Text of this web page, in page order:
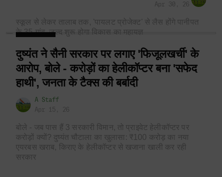
Apr 30, 26
स्कूल से लेकर तालाब तक, 'पायलट प्रोजेक्ट' से लैस होंगे पानीपत
के 35 गांव, जल्द शुरू होगा विकास का महायज्ञ
दुष्यंत ने सैनी सरकार पर लगाए 'फिजूलखर्ची' के
आरोप, बोले - करोड़ों का हेलीकॉप्टर बना 'सफेद
हाथी', जनता के टैक्स की बर्बादी
A Staff
Apr 15, 26
बोले - जब पास हैं 3 सरकारी विमान, तो प्राइवेट हेलीकॉप्टर पर
करोड़ों क्यों? दुष्यंत चौटाला का खुलासा: ₹100 करोड़ का नया
एयरबस खराब, किराए के हेलीकॉप्टर से खजाना खाली कर रही
सरकार